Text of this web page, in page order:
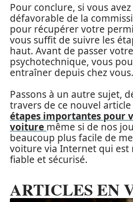
Pour conclure, si vous
défavorable de la
pour récupérer votre
vous suffit de suivre les
haut. Avant de passer
psychotechnique, vous
entraîner depuis chez vous.
Passons à un autre sujet,
travers de ce nouvel
étapes importantes pour
voiture même si de nos
beaucoup plus facile de
voiture via Internet qui est
fiable et sécurisé.
ARTICLES EN